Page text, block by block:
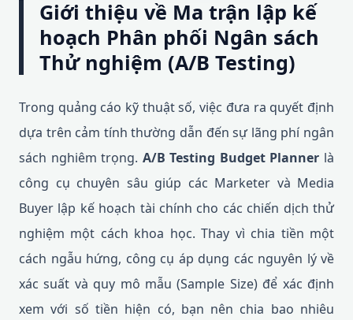
Giới thiệu về Ma trận lập kế
hoạch Phân phối Ngân sách
Thử nghiệm (A/B Testing)
Trong quảng cáo kỹ thuật số, việc đưa ra quyết định
dựa trên cảm tính thường dẫn đến sự lãng phí ngân
sách nghiêm trọng. A/B Testing Budget Planner là
công cụ chuyên sâu giúp các Marketer và Media
Buyer lập kế hoạch tài chính cho các chiến dịch thử
nghiệm một cách khoa học. Thay vì chia tiền một
cách ngẫu hứng, công cụ áp dụng các nguyên lý về
xác suất và quy mô mẫu (Sample Size) để xác định
xem với số tiền hiện có, bạn nên chia bao nhiêu